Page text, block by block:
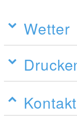
Wetter
Kontakt